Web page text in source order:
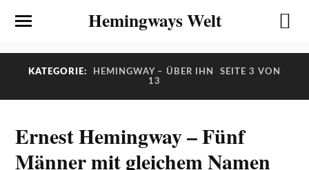
Hemingways Welt
KATEGORIE: HEMINGWAY – ÜBER IHN
SEITE 3 VON
13
Ernest Hemingway – Fünf
Männer mit gleichem Namen